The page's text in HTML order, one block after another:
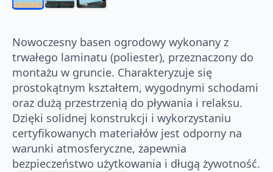
Nowoczesny basen ogrodowy wykonany z
trwałego laminatu (poliester), przeznaczony do
montażu w gruncie. Charakteryzuje się
prostokątnym kształtem, wygodnymi schodami
oraz dużą przestrzenią do pływania i relaksu.
Dzięki solidnej konstrukcji i wykorzystaniu
certyfikowanych materiałów jest odporny na
warunki atmosferyczne, zapewnia
bezpieczeństwo użytkowania i długą żywotność.